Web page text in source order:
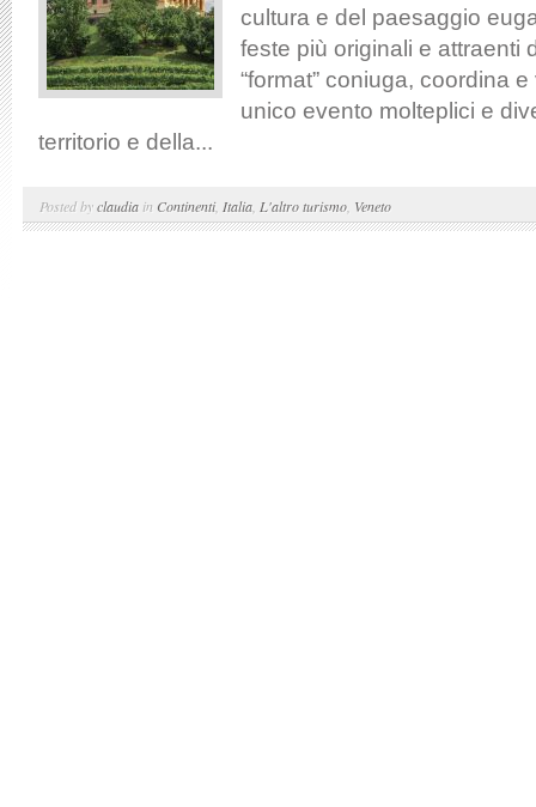
cultura e del paesaggio
feste più originali e attraenti
“format” coniuga, coordina
unico evento molteplici e
territorio e della...
Posted byclaudia in Continenti, Italia L'altro turismo Veneto